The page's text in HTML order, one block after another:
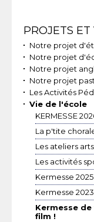
Navigation
PROJETS
Notre projet
Notre projet
Notre projet
Notre projet
Les Activités
Vie de l'école
KERMESSE
La p'tite
Les ateliers
Les activités
Kermesse
Kermesse
Kermesse
film !